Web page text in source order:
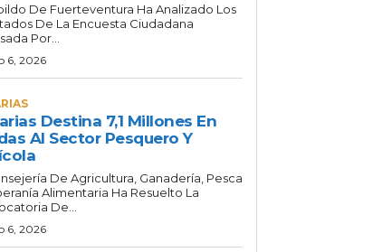
De Fuerteventura Ha Analizado Los
De La Encuesta Ciudadana
Por...
6, 2026
Destina 7,1 Millones En
Al Sector Pesquero Y
De Agricultura, Ganadería, Pesca
Alimentaria Ha Resuelto La
De...
6, 2026